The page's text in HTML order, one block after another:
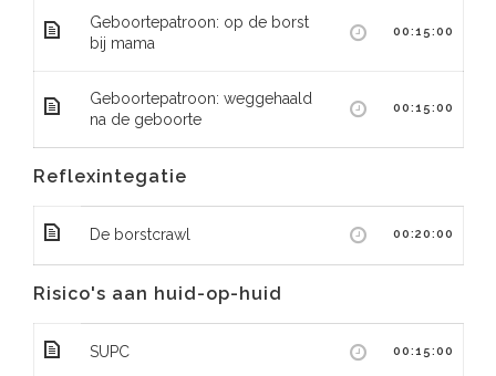
Geboortepatroon: op de borst
bij mama
00:15:00
Geboortepatroon: weggehaald
na de geboorte
00:15:00
Reflexintegatie
De borstcrawl 00:20:00
Risico's aan huid-op-huid
SUPC 00:15:00